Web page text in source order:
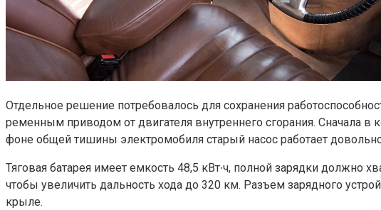
Отдельное решение потребовалось для сохранения
ременным приводом от двигателя внутреннего сгорания. Сначала в
фоне общей тишины электромобиля старый насос работает
Тяговая батарея имеет емкость 48,5 кВт∙ч, полной зарядки должно
чтобы увеличить дальность хода до 320 км. Разъем зарядного
крыле.